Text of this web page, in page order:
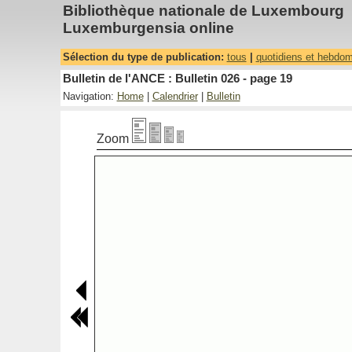
Bibliothèque nationale de Luxembourg
Luxemburgensia online
Sélection du type de publication: tous quotidiens et
Bulletin de l'ANCE : Bulletin 026 - page 19
Navigation: Home| Calendrier| Bulletin
Zoom